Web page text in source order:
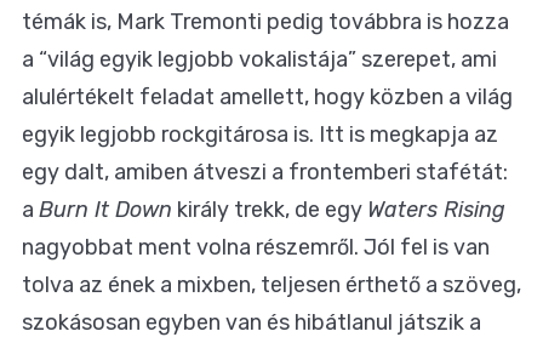
témák is, Mark Tremonti pedig továbbra is hozza
a “világ egyik legjobb vokalistája” szerepet, ami
alulértékelt feladat amellett, hogy közben a világ
egyik legjobb rockgitárosa is. Itt is megkapja az
egy dalt, amiben átveszi a frontemberi stafétát:
a Burn It Down király trekk, de egy Waters Rising
nagyobbat ment volna részemről. Jól fel is van
tolva az ének a mixben, teljesen érthető a szöveg,
szokásosan egyben van és hibátlanul játszik a